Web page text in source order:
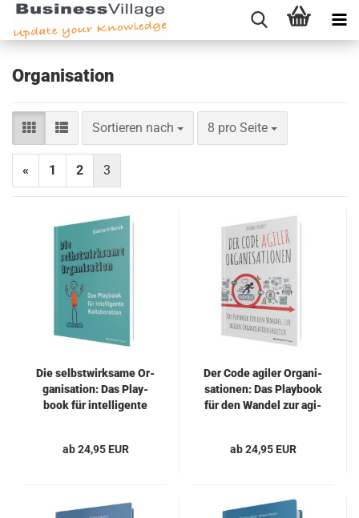
Organisation
Sortieren nach
Sortieren nach 8 pro Seite
pro Seite
« 1 2 3
Die selbst­wirk­sa­me Or­
ga­ni­sa­ti­on: Das Play­
book für in­tel­li­gen­te
ab 24,95 EUR
Der Code agi­ler Or­ga­ni­
sa­tio­nen: Das Play­book
für den Wan­del zur agi­
ab 24,95 EUR